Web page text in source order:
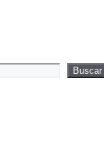
Buscar